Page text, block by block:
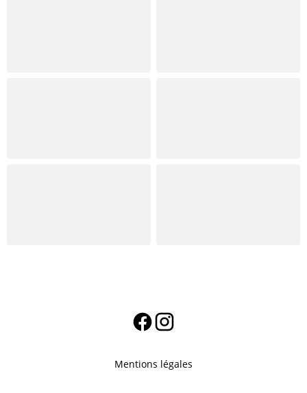
Mentions légales